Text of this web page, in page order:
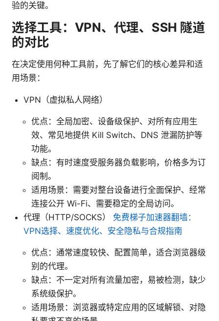
验的关键。
选择工具：VPN、代理、SSH 隧道
的对比
在决定使用何种工具前，先了解它们的核心差异和适
用场景：
VPN（虚拟私人网络）
优点：全局加密、设备级保护、对所有应用生
效、常见地提供 Kill Switch、DNS 泄漏防护等
功能。
缺点：有时速度受服务器负载影响，价格多为订
阅制。
适用场景：需要对整台设备进行全面保护、经常
连接公开 Wi-Fi、需要稳定的全局访问。
代理（HTTP/SOCKS） 免费梯子加速器翻墙：
VPN选择、速度优化、安全隐私与合规指南
优点：通常速度较快、配置简单，适合浏览器级
别的代理。
缺点：不一定对所有流量加密，易被检测，缺少
系统级保护。
适用场景：浏览器或特定应用的区域解锁、对隐